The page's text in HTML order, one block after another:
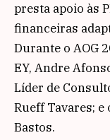
presta apoio às
financeiras
Durante o AOG
EY, Andre
Líder de
Rueff Tavares; e
Bastos.